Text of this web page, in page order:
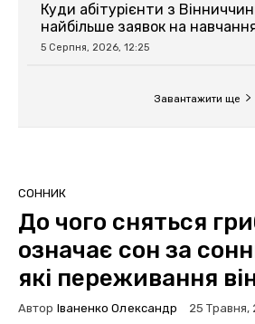
Куди абітурієнти з
найбільше заявок на
5 Серпня, 2026, 12:25
Завантажити ще